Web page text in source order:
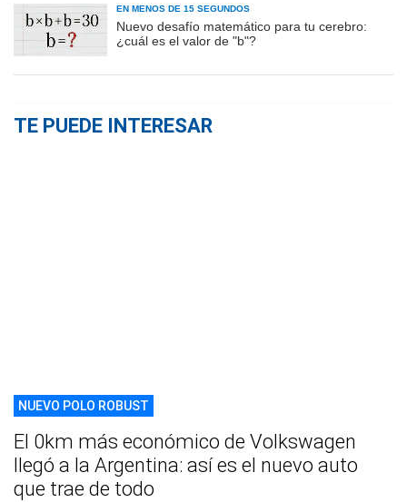
EN MENOS DE 15 SEGUNDOS
Nuevo desafío matemático para tu cerebro:
¿cuál es el valor de "b"?
TE PUEDE INTERESAR
NUEVO POLO ROBUST
El 0km más económico de Volkswagen
llegó a la Argentina: así es el nuevo auto
que trae de todo